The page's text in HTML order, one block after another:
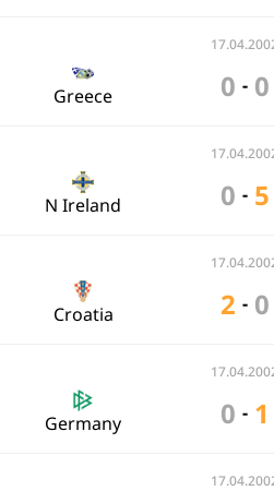
Greece 0 - 0
N Ireland 0 - 5
Croatia 2 - 0
Germany 0 - 1